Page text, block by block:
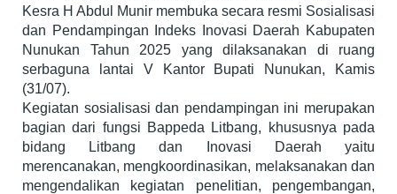
Kesra H Abdul Munir membuka secara resmi Sosialisasi
dan Pendampingan Indeks Inovasi Daerah Kabupaten
Nunukan Tahun 2025 yang dilaksanakan di ruang
serbaguna lantai V Kantor Bupati Nunukan, Kamis
(31/07).
Kegiatan sosialisasi dan pendampingan ini merupakan
bagian dari fungsi Bappeda Litbang, khususnya pada
bidang Litbang dan Inovasi Daerah yaitu
merencanakan, mengkoordinasikan, melaksanakan dan
mengendalikan kegiatan penelitian, pengembangan,